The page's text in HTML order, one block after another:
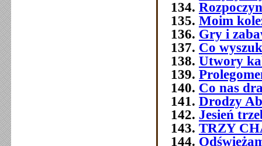
Moim
Gry i
Co
Utwory
Co nas
Drodzy
Jesień
TRZY